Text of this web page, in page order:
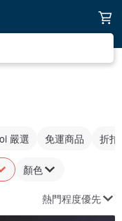
嚴選 免運商品 折扣
顏色
熱門程度優先